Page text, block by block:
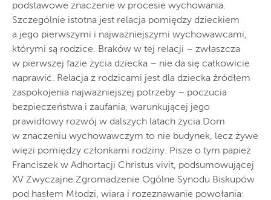
podstawowe znaczenie w procesie wychowania.
Szczególnie istotna jest relacja pomiędzy dzieckiem
a jego pierwszymi i najważniejszymi wychowawcami,
którymi są rodzice. Braków w tej relacji – zwłaszcza
w pierwszej fazie życia dziecka – nie da się całkowicie
naprawić. Relacja z rodzicami jest dla dziecka źródłem
zaspokojenia najważniejszej potrzeby – poczucia
bezpieczeństwa i zaufania, warunkującej jego
prawidłowy rozwój w dalszych latach życia.Dom
w znaczeniu wychowawczym to nie budynek, lecz żywe
więzi pomiędzy członkami rodziny. Pisze o tym papież
Franciszek w Adhortacji Christus vivit, podsumowującej
XV Zwyczajne Zgromadzenie Ogólne Synodu Biskupów
pod hasłem Młodzi, wiara i rozeznawanie powołania: